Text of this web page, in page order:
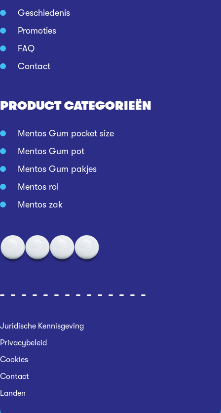
Geschiedenis
Promoties
FAQ
Contact
PRODUCT CATEGORIEËN
Mentos Gum pocket size
Mentos Gum pot
Mentos Gum pakjes
Mentos rol
Mentos zak
Juridische Kennisgeving
Privacybeleid
Cookies
Contact
Landen